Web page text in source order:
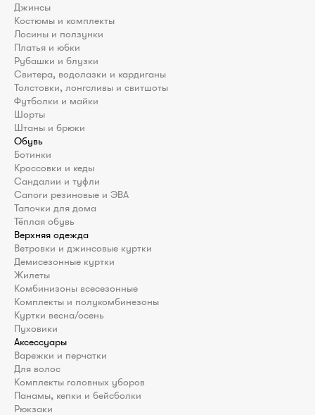
Джинсы
Костюмы и комплекты
Лосины и ползунки
Платья и юбки
Рубашки и блузки
Свитера, водолазки и кардиганы
Толстовки, лонгсливы и свитшоты
Футболки и майки
Шорты
Штаны и брюки
Обувь
Ботинки
Кроссовки и кеды
Сандалии и туфли
Сапоги резиновые и ЭВА
Тапочки для дома
Тёплая обувь
Верхняя одежда
Ветровки и джинсовые куртки
Демисезонные куртки
Жилеты
Комбинизоны всесезонные
Комплекты и полукомбинезоны
Куртки весна/осень
Пуховики
Аксессуары
Варежки и перчатки
Для волос
Комплекты головных уборов
Панамы, кепки и бейсболки
Рюкзаки